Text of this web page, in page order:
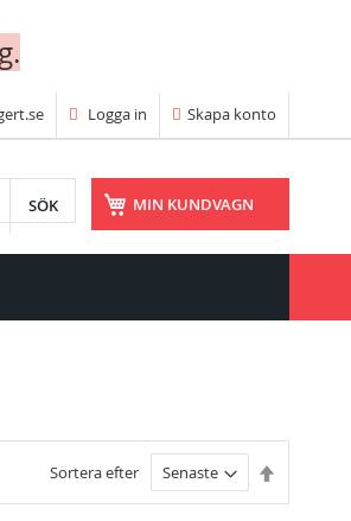
Logga in Skapa konto
MIN KUNDVAGN
Sortera efter